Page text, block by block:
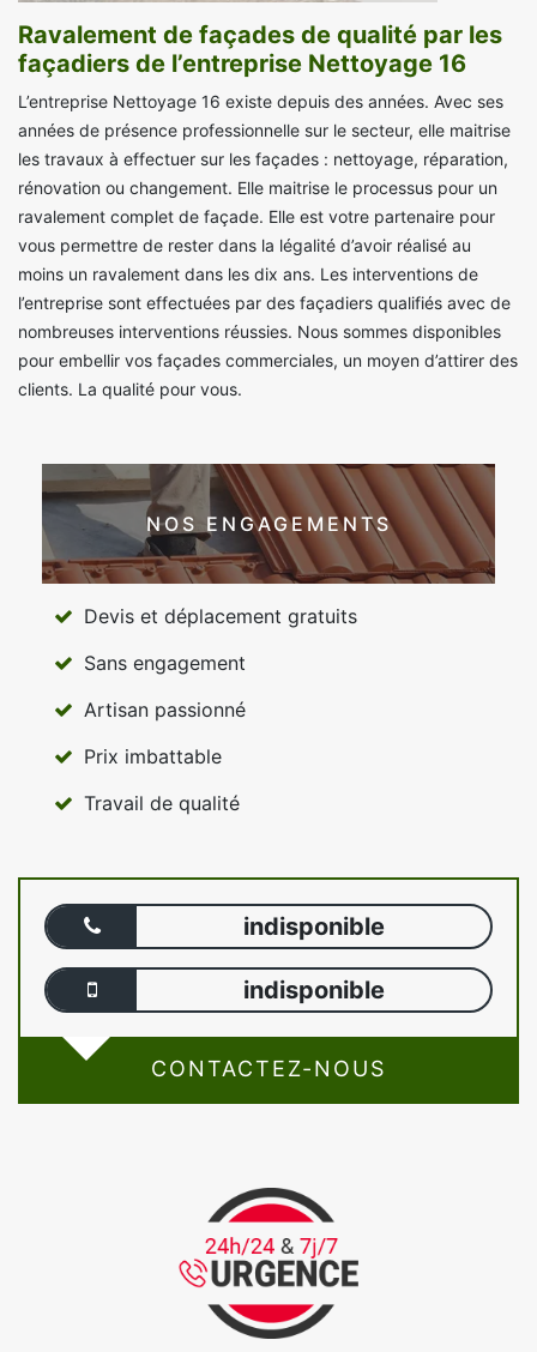
Ravalement de façades de qualité par les
façadiers de l’entreprise Nettoyage 16
L’entreprise Nettoyage 16 existe depuis des années. Avec ses
années de présence professionnelle sur le secteur, elle maitrise
les travaux à effectuer sur les façades : nettoyage, réparation,
rénovation ou changement. Elle maitrise le processus pour un
ravalement complet de façade. Elle est votre partenaire pour
vous permettre de rester dans la légalité d’avoir réalisé au
moins un ravalement dans les dix ans. Les interventions de
l’entreprise sont effectuées par des façadiers qualifiés avec de
nombreuses interventions réussies. Nous sommes disponibles
pour embellir vos façades commerciales, un moyen d’attirer des
clients. La qualité pour vous.
NOS ENGAGEMENTS
Devis et déplacement gratuits
Sans engagement
Artisan passionné
Prix imbattable
Travail de qualité
indisponible
indisponible
CONTACTEZ-NOUS